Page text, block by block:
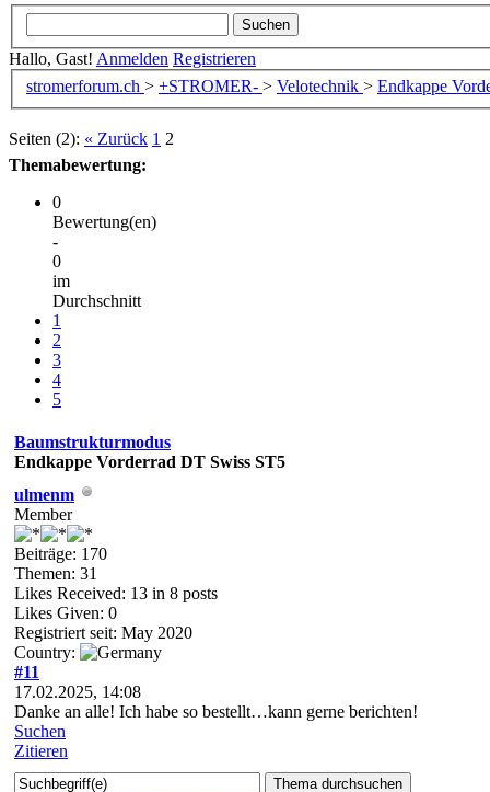
Hallo, Gast! Anmelden Registrieren
stromerforum.ch > +STROMER- > Velotechnik > Endkappe
Seiten (2): « Zurück 1 2
Themabewertung:
0
Bewertung(en)
-
0
im
Durchschnitt
1
2
3
4
5
Baumstrukturmodus
Endkappe Vorderrad DT Swiss ST5
ulmenm
Member
Beiträge: 170
Themen: 31
Likes Received: 13 in 8 posts
Likes Given: 0
Registriert seit: May 2020
Country:
#11
17.02.2025, 14:08
Danke an alle! Ich habe so bestellt…kann gerne berichten!
Suchen
Zitieren